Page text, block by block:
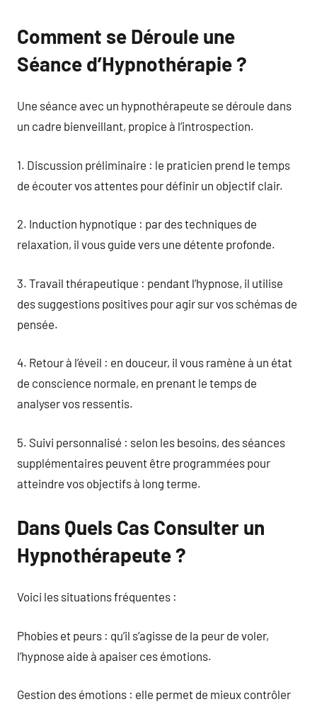
Comment se Déroule une
Séance d’Hypnothérapie ?
Une séance avec un hypnothérapeute se déroule dans
un cadre bienveillant, propice à l’introspection.
1. Discussion préliminaire : le praticien prend le temps
de écouter vos attentes pour définir un objectif clair.
2. Induction hypnotique : par des techniques de
relaxation, il vous guide vers une détente profonde.
3. Travail thérapeutique : pendant l’hypnose, il utilise
des suggestions positives pour agir sur vos schémas de
pensée.
4. Retour à l’éveil : en douceur, il vous ramène à un état
de conscience normale, en prenant le temps de
analyser vos ressentis.
5. Suivi personnalisé : selon les besoins, des séances
supplémentaires peuvent être programmées pour
atteindre vos objectifs à long terme.
Dans Quels Cas Consulter un
Hypnothérapeute ?
Voici les situations fréquentes :
Phobies et peurs : qu’il s’agisse de la peur de voler,
l’hypnose aide à apaiser ces émotions.
Gestion des émotions : elle permet de mieux contrôler